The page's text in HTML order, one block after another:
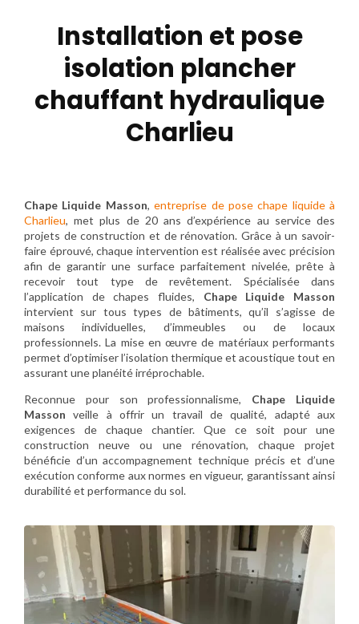
Installation et pose
isolation plancher
chauffant hydraulique
Charlieu
Chape Liquide Masson,entreprise de pose chape liquide à
Charlieu, met plus de 20 ans d’expérience au service des
projets de construction et de rénovation. Grâce à un savoir-
faire éprouvé, chaque intervention est réalisée avec précision
afin de garantir une surface parfaitement nivelée, prête à
recevoir tout type de revêtement. Spécialisée dans
l’application de chapes fluides, Chape Liquide Masson
intervient sur tous types de bâtiments, qu’il s’agisse de
maisons individuelles, d’immeubles ou de locaux
professionnels. La mise en œuvre de matériaux performants
permet d’optimiser l’isolation thermique et acoustique tout en
assurant une planéité irréprochable.
Reconnue pour son professionnalisme, Chape Liquide
Masson veille à offrir un travail de qualité, adapté aux
exigences de chaque chantier. Que ce soit pour une
construction neuve ou une rénovation, chaque projet
bénéficie d’un accompagnement technique précis et d’une
exécution conforme aux normes en vigueur, garantissant ainsi
durabilité et performance du sol.